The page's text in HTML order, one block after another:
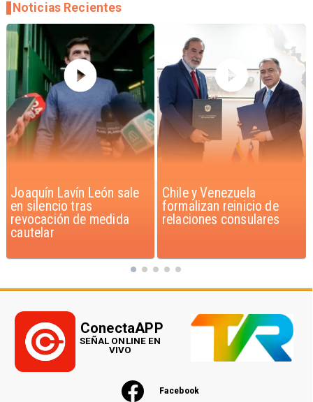
Chile y Venezuela
formalizan reinicio de
relaciones consulares
Feriantes rechazan
dichos de Camila Flores
sobre Fabiola Campillai
Noticias Recientes
Facebook
ConectaAPP
SEÑAL ONLINE EN
VIVO